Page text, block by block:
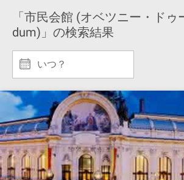
「市民会館 (オベツニー・ドゥ
dum)」の検索結果
いつ？